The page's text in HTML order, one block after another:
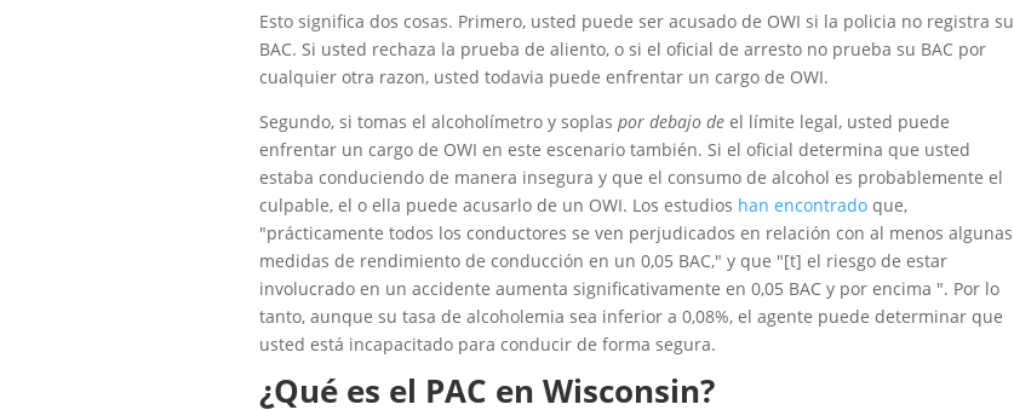
Esto significa dos cosas. Primero, usted puede ser acusado de OWI si la policia no registra su
BAC. Si usted rechaza la prueba de aliento, o si el oficial de arresto no prueba su BAC por
cualquier otra razon, usted todavia puede enfrentar un cargo de OWI.
Segundo, si tomas el alcoholímetro y soplas por debajo deel límite legal, usted puede
enfrentar un cargo de OWI en este escenario también. Si el oficial determina que usted
estaba conduciendo de manera insegura y que el consumo de alcohol es probablemente el
culpable, el o ella puede acusarlo de un OWI. Los estudios han encontradoque,
"prácticamente todos los conductores se ven perjudicados en relación con al menos algunas
medidas de rendimiento de conducción en un 0,05 BAC," y que "[t] el riesgo de estar
involucrado en un accidente aumenta significativamente en 0,05 BAC y por encima ". Por lo
tanto, aunque su tasa de alcoholemia sea inferior a 0,08%, el agente puede determinar que
usted está incapacitado para conducir de forma segura.
¿Qué es el PAC en Wisconsin?